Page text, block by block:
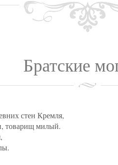
Братские
стен Кремля,
товарищ милый.